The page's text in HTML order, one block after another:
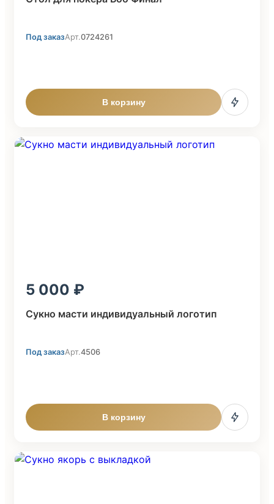
Под заказАрт.0724261
В корзину
5 000
Сукно масти индивидуальный логотип
Под заказАрт.4506
В корзину